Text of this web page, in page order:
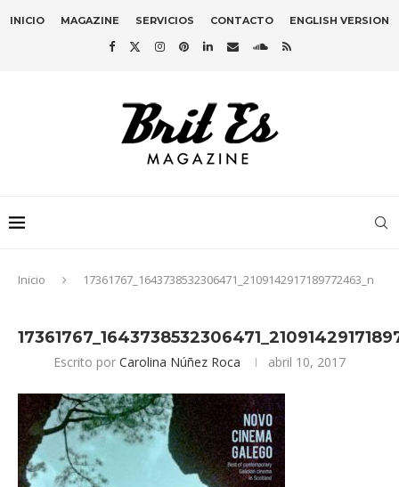
INICIO MAGAZINE SERVICIOS CONTACTO ENGLISH VERSION
Inicio 17361767_1643738532306471_2109142917189772463_n
Escrito por Carolina Núñez Roca abril 10, 2017